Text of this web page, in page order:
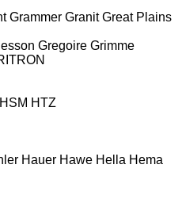
Grammer Granit Great Plains
Gregoire Grimme
HSM HTZ
Hauer Hawe Hella Hema